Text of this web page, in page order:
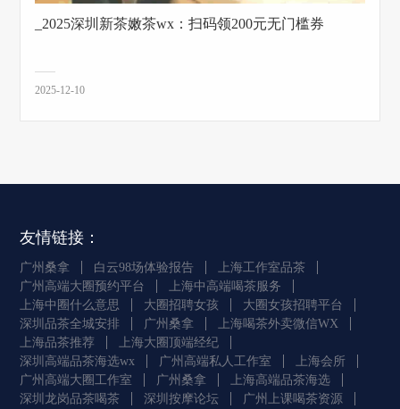
_2025深圳新茶嫩茶wx：扫码领200元无门槛券
2025-12-10
友情链接：
广州桑拿 白云98场体验报告
上海工作室品茶
广州高端大圈预约平台
上海中高端喝茶服务
上海中圈什么意思
大圈招聘女孩
大圈女孩招聘平台
深圳品茶全城安排
广州桑拿
上海喝茶外卖微信WX
上海品茶推荐
上海大圈顶端经纪
深圳高端品茶海选wx
广州高端私人工作室
上海会所
广州高端大圈工作室
广州桑拿
上海高端品茶海选
深圳龙岗品茶喝茶
深圳按摩论坛 广州上课喝茶资源